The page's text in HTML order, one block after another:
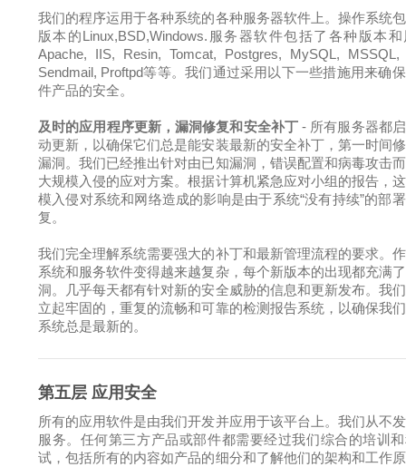
我们的程序运用于各种系统的各种服务器软件上。操作系统
版本的Linux,BSD,Windows.服务器软件包括了各种版本
Apache, IIS, Resin, Tomcat, Postgres, MySQL, MSSQL,
Sendmail, Proftpd等等。我们通过采用以下一些措施用来确
件产品的安全。
及时的应用程序更新，漏洞修复和安全补丁 - 所有服务器都
动更新，以确保它们总是能安装最新的安全补丁，第一时间
漏洞。我们已经推出针对由已知漏洞，错误配置和病毒攻击
大规模入侵的应对方案。根据计算机紧急应对小组的报告，
模入侵对系统和网络造成的影响是由于系统“没有持续”的部
复。
我们完全理解系统需要强大的补丁和最新管理流程的要求。
系统和服务软件变得越来越复杂，每个新版本的出现都充满
洞。几乎每天都有针对新的安全威胁的信息和更新发布。我
立起牢固的，重复的流畅和可靠的检测报告系统，以确保我
系统总是最新的。
第五层 应用安全
所有的应用软件是由我们开发并应用于该平台上。我们从不
服务。任何第三方产品或部件都需要经过我们综合的培训
试，包括所有的内容如产品的细分和了解他们的架构和工作